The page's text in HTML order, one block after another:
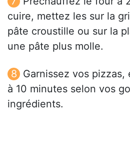
cuire, mettez les sur la
pâte croustille ou sur la
une pâte plus molle.
Garnissez vos
à 10 minutes selon vos
ingrédients.